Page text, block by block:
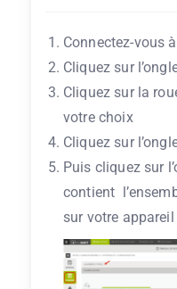
Connectez-vous
Cliquez sur
Cliquez sur la
votre choix
Cliquez sur
Puis cliquez sur
contient
sur votre appareil